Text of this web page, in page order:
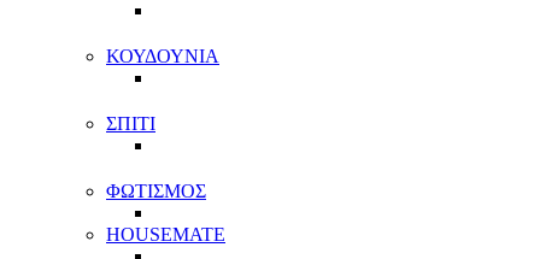
ΚΟΥΔΟΥΝΙΑ
ΣΠΙΤΙ
ΦΩΤΙΣΜΟΣ
HOUSEMATE